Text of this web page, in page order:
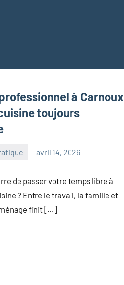
à Carnoux
toujours
avril 14, 2026
de passer votre temps libre à
? Entre le travail, la famille et
finit […]